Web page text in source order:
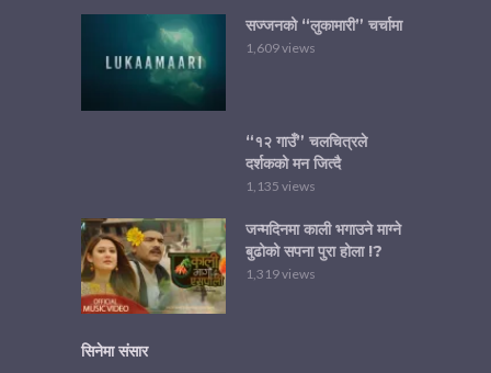
सज्जनको “लुकामारी” चर्चामा
1,609 views
“१२ गाउँ” चलचित्रले
दर्शकको मन जित्दै
1,135 views
जन्मदिनमा काली भगाउने माग्ने
बुढोको सपना पुरा होला !?
1,319 views
सिनेमा संसार